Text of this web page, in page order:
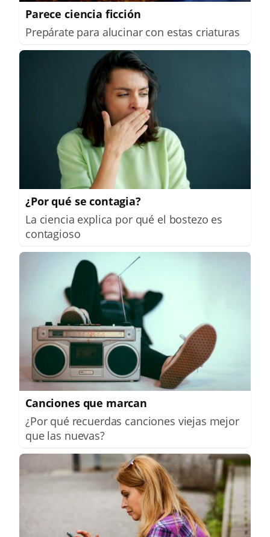
Parece ciencia ficción
Prepárate para alucinar con estas criaturas
¿Por qué se contagia?
La ciencia explica por qué el bostezo es
contagioso
Canciones que marcan
¿Por qué recuerdas canciones viejas mejor
que las nuevas?